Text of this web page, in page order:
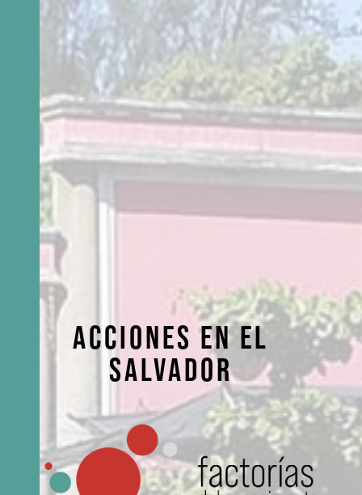
ACCIONES EN EL
SALVADOR